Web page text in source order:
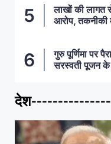
लाखों की लागत
आरोप, तकनीकी
गुरु पूर्णिमा पर
सरस्वती पूजन